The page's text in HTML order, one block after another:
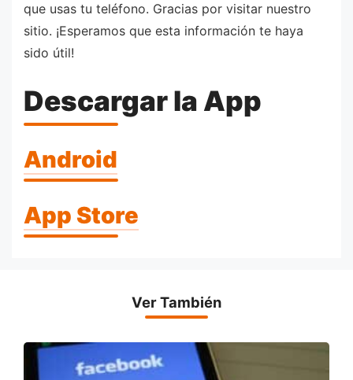
que usas tu teléfono. Gracias por visitar nuestro
sitio. ¡Esperamos que esta información te haya
sido útil!
Descargar la App
Android
App Store
Ver También